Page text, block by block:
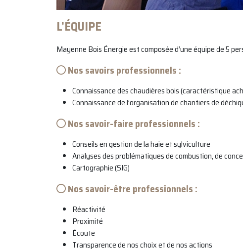
L’ÉQUIPE
Mayenne Bois Énergie est composée d’une équipe de 5
Nos savoirs professionnels :
Connaissance des chaudières bois (caractéristique
Connaissance de l’organisation de chantiers de
Nos savoir-faire professionnels :
Conseils en gestion de la haie et sylviculture
Analyses des problématiques de combustion, de
Cartographie (SIG)
Nos savoir-être professionnels :
Réactivité
Proximité
Écoute
Transparence de nos choix et de nos actions